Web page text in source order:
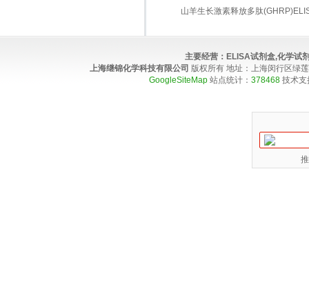
山羊生长激素释放多肽
主要经营： ELISA试剂盒,化学试
上海继锦化学科技有限公司 版权所有 地址：上海闵行区绿
GoogleSiteMap 站点统计： 378468 技术支